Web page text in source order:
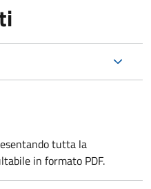
tutta la
in formato PDF.